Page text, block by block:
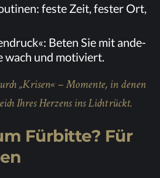
fes­te Zeit, fes­ter Ort,
Be­ten Sie mit an­de­
wach und motiviert.
„Kri­sen« – Mo­men­te, in de­nen
Ih­res Her­zens ins Licht rückt.
Für­bit­te? Für